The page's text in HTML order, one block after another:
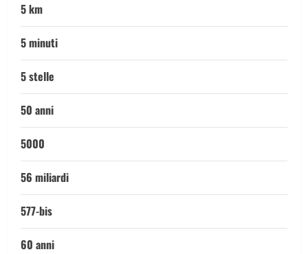
5 km
5 minuti
5 stelle
50 anni
5000
56 miliardi
577-bis
60 anni